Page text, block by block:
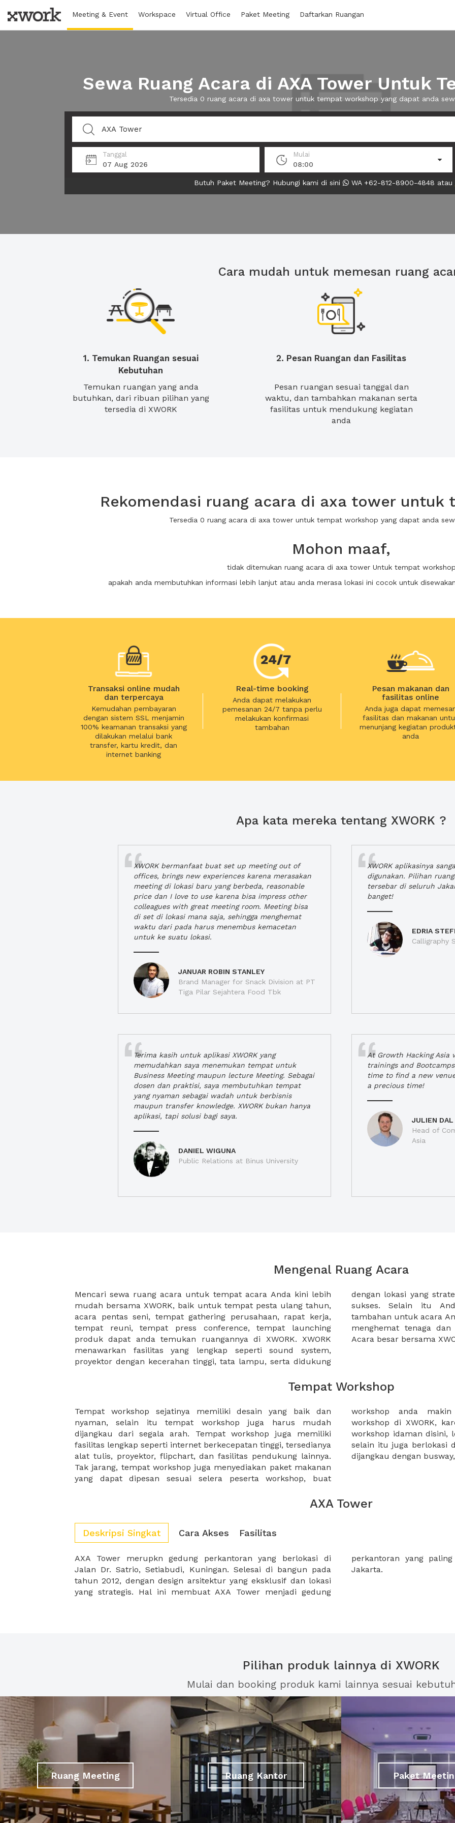
Meeting & Event Workspace Virtual Office Paket Meeting Daftarkan Ruangan
Sewa Ruang Acara di AXA Tower Untuk
Tersedia 0 ruang acara di axa tower untuk tempat workshop yang dapat anda
Tanggal
07 Aug 2026
Mulai
08:00
Butuh Paket Meeting? Hubungi kami di sini WA +62-812-8900-4848 atau
Cara mudah untuk memesan ruang
1. Temukan Ruangan sesuai
Kebutuhan
Temukan ruangan yang anda
butuhkan, dari ribuan pilihan yang
tersedia di XWORK
2. Pesan Ruangan dan Fasilitas
Pesan ruangan sesuai tanggal dan
waktu, dan tambahkan makanan serta
fasilitas untuk mendukung kegiatan
anda
Rekomendasi ruang acara di axa tower untuk
Tersedia 0 ruang acara di axa tower untuk tempat workshop yang dapat anda
Mohon maaf,
tidak ditemukan ruang acara di axa tower Untuk tempat
apakah anda membutuhkan informasi lebih lanjut atau anda merasa lokasi ini cocok untuk
Transaksi online mudah
dan terpercaya
Kemudahan pembayaran
dengan sistem SSL menjamin
100% keamanan transaksi yang
dilakukan melalui bank
transfer, kartu kredit, dan
internet banking
Real-time booking
Anda dapat melakukan
pemesanan 24/7 tanpa perlu
melakukan konfirmasi
tambahan
Pesan makanan dan
fasilitas online
Anda juga dapat
fasilitas dan makanan
menunjang kegiatan
anda
Apa kata mereka tentang XWORK ?
XWORK bermanfaat buat set up meeting out of
offices, brings new experiences karena merasakan
meeting di lokasi baru yang berbeda, reasonable
price dan I love to use karena bisa impress other
colleagues with great meeting room. Meeting bisa
di set di lokasi mana saja, sehingga menghemat
waktu dari pada harus menembus kemacetan
untuk ke suatu lokasi.
JANUAR ROBIN STANLEY
Brand Manager for Snack Division at PT
Tiga Pilar Sejahtera Food Tbk
XWORK aplikasinya
digunakan. Pilihan
tersebar di seluruh
banget!
EDRIA
Calligraphy
Terima kasih untuk aplikasi XWORK yang
memudahkan saya menemukan tempat untuk
Business Meeting maupun lecture Meeting. Sebagai
dosen dan praktisi, saya membutuhkan tempat
yang nyaman sebagai wadah untuk berbisnis
maupun transfer knowledge. XWORK bukan hanya
aplikasi, tapi solusi bagi saya.
DANIEL WIGUNA
Public Relations at Binus University
At Growth Hacking Asia
trainings and
time to find a new
a precious time!
JULIEN DAL
Head of
Asia
Mengenal Ruang Acara
Mencari sewa ruang acara untuk tempat acara Anda kini lebih
mudah bersama XWORK, baik untuk tempat pesta ulang tahun,
acara pentas seni, tempat gathering perusahaan, rapat kerja,
tempat reuni, tempat press conference, tempat launching
produk dapat anda temukan ruangannya di XWORK. XWORK
menawarkan fasilitas yang lengkap seperti sound system,
proyektor dengan kecerahan tinggi, tata lampu, serta didukung
dengan lokasi yang strategis akan membuat acara anda makin
sukses. Selain itu Anda juga dapat memesan makanan
tambahan untuk acara Anda, sehingga akan mempermudah dan
menghemat tenaga dan waktu ketika merencanakan sebuah
Acara besar bersama
Tempat Workshop
Tempat workshop sejatinya memiliki desain yang baik dan
nyaman, selain itu tempat workshop juga harus mudah
dijangkau dari segala arah. Tempat workshop juga memiliki
fasilitas lengkap seperti internet berkecepatan tinggi, tersedianya
alat tulis, proyektor, flipchart, dan fasilitas pendukung lainnya.
Tak jarang, tempat workshop juga menyediakan paket makanan
yang dapat dipesan sesuai selera peserta workshop, buat
workshop anda makin cemerlang dengan sewa tempat
workshop di XWORK, karena Anda dapat menemukan tempat
workshop idaman disini, lengkap dengan fasilitas dan makanan,
selain itu juga berlokasi di ratusan lokasi strategis yang mudah
dijangkau dengan
AXA Tower
Deskripsi Singkat Cara Akses Fasilitas
AXA Tower merupkn gedung perkantoran yang berlokasi di
Jalan Dr. Satrio, Setiabudi, Kuningan. Selesai di bangun pada
tahun 2012, dengan design arsitektur yang eksklusif dan lokasi
yang strategis. Hal ini membuat AXA Tower menjadi gedung
perkantoran yang paling diminati oleh para pelaku bisnis di
Jakarta.
Pilihan produk lainnya di XWORK
Mulai dan booking produk kami lainnya sesuai
Ruang Meeting Ruang Kantor Paket